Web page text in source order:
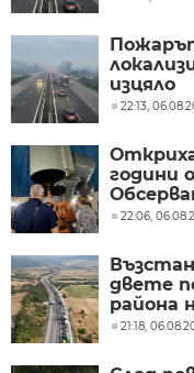
изцяло
22:13,
години
22:06,
двете
района
21:18,